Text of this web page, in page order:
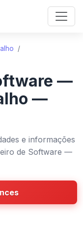
/
—
—
e informações
de Software —